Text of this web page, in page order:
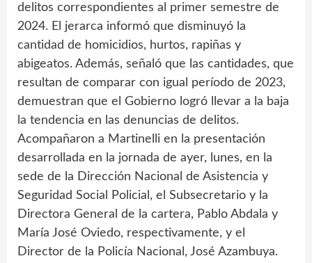
delitos correspondientes al primer semestre de
2024. El jerarca informó que disminuyó la
cantidad de homicidios, hurtos, rapiñas y
abigeatos. Además, señaló que las cantidades, que
resultan de comparar con igual período de 2023,
demuestran que el Gobierno logró llevar a la baja
la tendencia en las denuncias de delitos.
Acompañaron a Martinelli en la presentación
desarrollada en la jornada de ayer, lunes, en la
sede de la Dirección Nacional de Asistencia y
Seguridad Social Policial, el Subsecretario y la
Directora General de la cartera, Pablo Abdala y
María José Oviedo, respectivamente, y el
Director de la Policía Nacional, José Azambuya.